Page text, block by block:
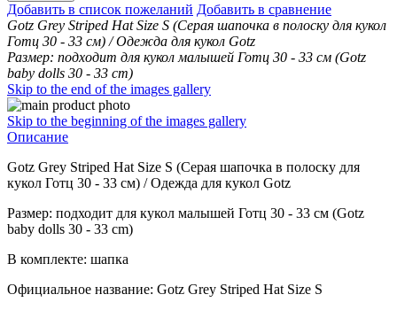
Добавить в список пожеланий Добавить в сравнение
Gotz Grey Striped Hat Size S (Серая шапочка в полоcку для кукол
Готц 30 - 33 см) / Одежда для кукол Gotz
Размер: подходит для кукол малышей Готц 30 - 33 см (Gotz
baby dolls 30 - 33 сm)
Skip to the end of the images gallery
Skip to the beginning of the images gallery
Описание
Gotz Grey Striped Hat Size S (Серая шапочка в полоcку для
кукол Готц 30 - 33 см) / Одежда для кукол Gotz
Размер: подходит для кукол малышей Готц 30 - 33 см (Gotz
baby dolls 30 - 33 сm)
В комплекте: шапка
Официальное название: Gotz Grey Striped Hat Size S